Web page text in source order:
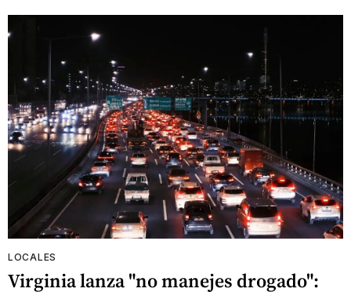
LOCALES
Virginia lanza "no manejes drogado":